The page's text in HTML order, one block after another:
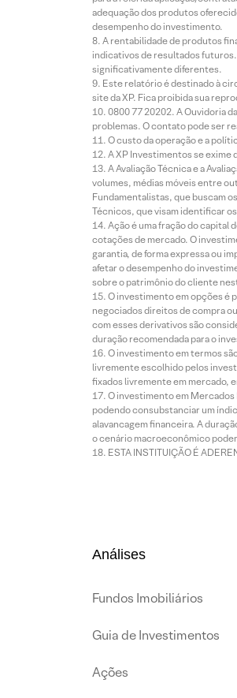
adequação dos produtos
desempenho do investimento.
A rentabilidade de produtos
indicativos de resultados futuros.
significativamente diferentes.
Este relatório é destinado à
site da XP. Fica proibida sua
0800 77 20202. A Ouvidoria
problemas. O contato pode ser
O custo da operação e a
A XP Investimentos se
A Avaliação Técnica e a
volumes, médias móveis entre
Fundamentalistas, que buscam
Técnicos, que visam identificar
Ação é uma fração do capital
cotações de mercado. O
garantia, de forma expressa ou
afetar o desempenho do
sobre o patrimônio do cliente
O investimento em opções é
negociados direitos de compra
com esses derivativos são
duração recomendada para o
O investimento em termos
livremente escolhido pelos
fixados livremente em mercado,
O investimento em
podendo consubstanciar um
alavancagem financeira. A
o cenário macroeconômico
ESTA INSTITUIÇÃO É
Análises
Fundos Imobiliários
Guia de Investimentos
Ações